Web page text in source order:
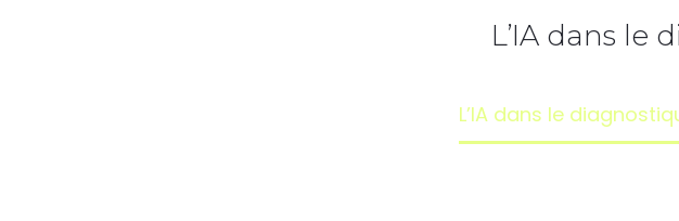
L’IA dans le
L’IA dans le